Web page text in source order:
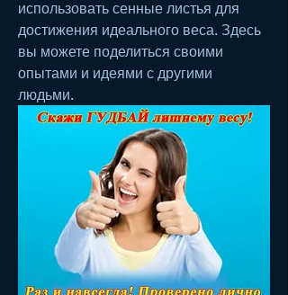
использовать сенные листья для
достижения идеального веса. Здесь
вы можете поделиться своими
опытами и идеями с другими
людьми.